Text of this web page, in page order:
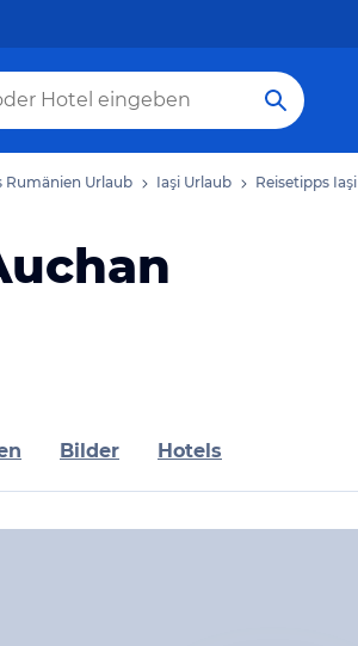
Rumänien Urlaub Iaşi Urlaub Reisetipps Iaşi
Bilder Hotels